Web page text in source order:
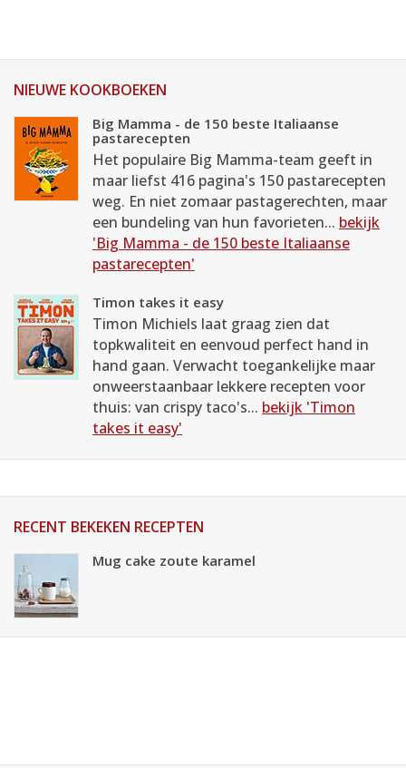
NIEUWE KOOKBOEKEN
Big Mamma - de 150 beste Italiaanse
pastarecepten
Het populaire Big Mamma-team geeft in
maar liefst 416 pagina's 150 pastarecepten
weg. En niet zomaar pastagerechten, maar
een bundeling van hun favorieten... bekijk
'Big Mamma - de 150 beste Italiaanse
pastarecepten'
Timon takes it easy
Timon Michiels laat graag zien dat
topkwaliteit en eenvoud perfect hand in
hand gaan. Verwacht toegankelijke maar
onweerstaanbaar lekkere recepten voor
thuis: van crispy taco's... bekijk 'Timon
takes it easy'
RECENT BEKEKEN RECEPTEN
Mug cake zoute karamel